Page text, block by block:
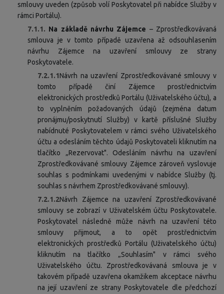
smlouvy uveden (způsob volí Poskytovatel při nabídce Služby v
rámci Portálu).
7.1.1. Na základě návrhu Zájemce – Zprostředkovávaná
smlouva je v tomto případě uzavřena až odsouhlasením
návrhu Zájemce na uzavření smlouvy ze strany
Poskytovatele.
7.2.1.1Návrh na uzavření Zprostředkovávané smlouvy v
tomto případě činí Zájemce prostřednictvím
elektronických prostředků Portálu (Uživatelského účtu), a
to vyplněním požadovaných údajů (zejména datum
pronájmu/poskytnutí Služby) v kartě příslušné Služby
nabídnuté Poskytovatelem v rámci svého Uživatelského
účtu a odesláním těchto údajů Poskytovateli kliknutím na
tlačítko „Rezervovat". Odesláním návrhu na uzavření
Zprostředkovávané smlouvy Zájemce zároveň vyslovuje
souhlas s podmínkami uvedenými v nabídce Služby (tj.
souhlas s návrhem Zprostředkovávané smlouvy).
7.2.1.2Návrh Zájemce na uzavření Zprostředkovávané
smlouvy se zobrazí v Uživatelském účtu Poskytovatele.
Poskytovatel následně může návrh na uzavření této
smlouvy přijmout, a to opět prostřednictvím
elektronických prostředků Portálu (Uživatelského účtu)
kliknutím na tlačítko „Souhlasím" v rámci svého
Uživatelského účtu. Zprostředkovávaná smlouva je v
takovém případě uzavřena okamžikem akceptace návrhu
na její uzavření ze strany Poskytovatele dle předchozí